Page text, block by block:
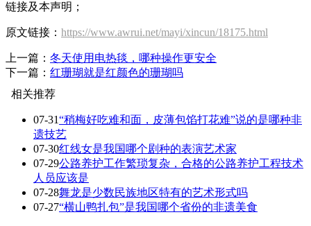
链接及本声明；
原文链接： https://www.awrui.net/mayi/xincun/18175.html
上一篇： 冬天使用电热毯，哪种操作更安全
下一篇： 红珊瑚就是红颜色的珊瑚吗
相关推荐
07-31“稍梅好吃难和面，皮薄包馅打花难”说的是哪种非
遗技艺
07-30红线女是我国哪个剧种的表演艺术家
07-29公路养护工作繁琐复杂，合格的公路养护工程技术
人员应该是
07-28舞龙是少数民族地区特有的艺术形式吗
07-27“横山鸭扎包”是我国哪个省份的非遗美食